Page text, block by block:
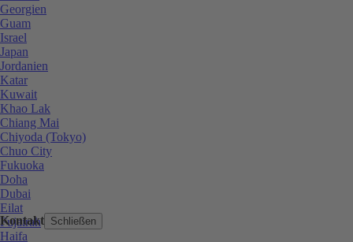
Kontakt Schließen
Georgien
Guam
Israel
Japan
Jordanien
Katar
Kuwait
Khao Lak
Chiang Mai
Chiyoda (Tokyo)
Chuo City
Fukuoka
Doha
Dubai
Eilat
Fujairah
Haifa